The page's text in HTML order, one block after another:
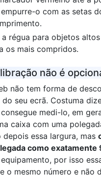
o com as setas
a régua para objetos
os mais compridos.
não é
não tem forma de
seu ecrã. Costuma
medi-lo, em
caixa com uma
depois essa largura, mas
como exatamente
por isso
o mesmo número e não